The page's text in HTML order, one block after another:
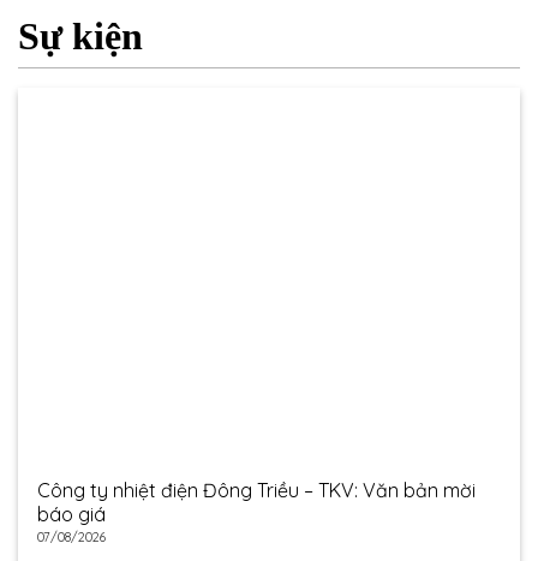
Sự kiện
Công ty nhiệt điện Đông Triều – TKV: Văn bản mời
báo giá
07/08/2026